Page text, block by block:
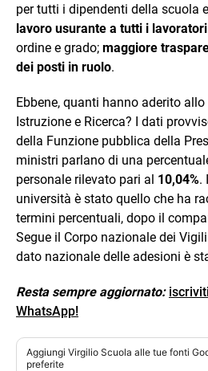
per tutti i dipendenti della scuola
lavoro usurante a tutti i
ordine e grado; maggiore
dei posti in ruolo.
Ebbene, quanti hanno aderito
Istruzione e Ricerca? I dati
della Funzione pubblica della
ministri parlano di una
personale rilevato pari al 10,04%.
università è stato quello che ha
termini percentuali, dopo il
Segue il Corpo nazionale dei
dato nazionale delle adesioni è
Resta sempre aggiornato:
WhatsApp!
Aggiungi Virgilio Scuola alle tue fonti
preferite